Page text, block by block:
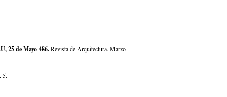
25 de Mayo 486.Revista de Arquitectura. Marzo
5.